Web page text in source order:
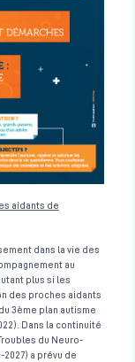
évaluer
au 06/10/2026
la prise en
10/2026
aidants de
dans la vie des
au
plus si les
des proches aidants
3ème plan autisme
Dans la continuité
du Neuro-
2027) a prévu de